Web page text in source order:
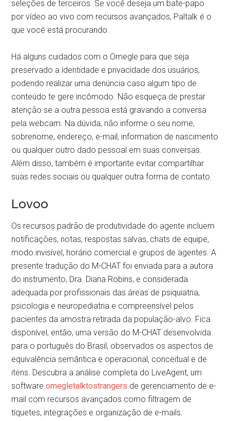
seleções de terceiros. Se você deseja um bate-papo
por vídeo ao vivo com recursos avançados, Paltalk é o
que você está procurando.
Há alguns cuidados com o Omegle para que seja
preservado a identidade e privacidade dos usuários,
podendo realizar uma denúncia caso algum tipo de
conteúdo te gere incômodo. Não esqueça de prestar
atenção se a outra pessoa está gravando a conversa
pela webcam. Na dúvida, não informe o seu nome,
sobrenome, endereço, e-mail, information de nascimento
ou qualquer outro dado pessoal em suas conversas.
Além disso, também é importante evitar compartilhar
suas redes sociais ou qualquer outra forma de contato.
Lovoo
Os recursos padrão de produtividade do agente incluem
notificações, notas, respostas salvas, chats de equipe,
modo invisível, horário comercial e grupos de agentes. A
presente tradução do M-CHAT foi enviada para a autora
do instrumento, Dra. Diana Robins, e considerada
adequada por profissionais das áreas de psiquiatria,
psicologia e neuropediatria e compreensível pelos
pacientes da amostra retirada da população-alvo. Fica
disponível, então, uma versão do M-CHAT desenvolvida
para o português do Brasil, observados os aspectos de
equivalência semântica e operacional, conceitual e de
itens. Descubra a análise completa do LiveAgent, um
softwareomegletalktostrangers de gerenciamento de e-
mail com recursos avançados como filtragem de
tíquetes, integrações e organização de e-mails.